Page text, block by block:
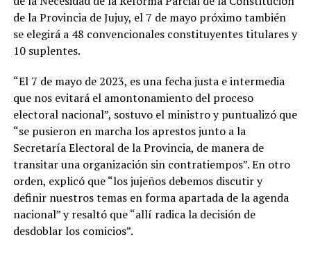
de la Provincia de Jujuy, el 7 de mayo próximo también
se elegirá a 48 convencionales constituyentes titulares y
10 suplentes.
“El 7 de mayo de 2023, es una fecha justa e intermedia
que nos evitará el amontonamiento del proceso
electoral nacional”, sostuvo el ministro y puntualizó que
“se pusieron en marcha los aprestos junto a la
Secretaría Electoral de la Provincia, de manera de
transitar una organización sin contratiempos”. En otro
orden, explicó que “los jujeños debemos discutir y
definir nuestros temas en forma apartada de la agenda
nacional” y resaltó que “allí radica la decisión de
desdoblar los comicios”.